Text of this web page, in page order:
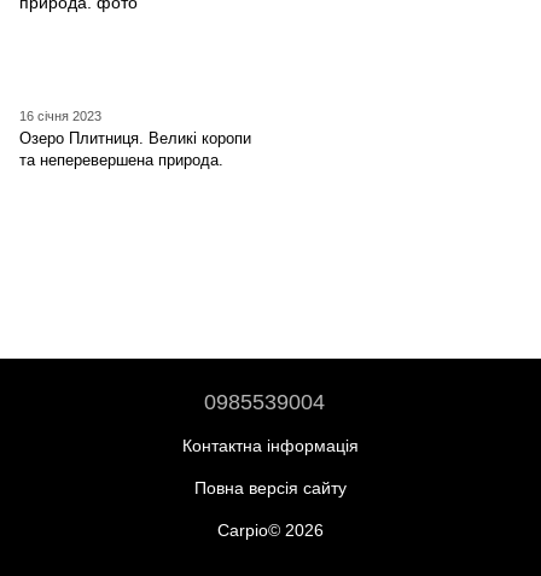
16 січня 2023
Озеро Плитниця. Великі коропи
та неперевершена природа.
0985539004
Контактна інформація
Повна версія сайту
Carpio© 2026